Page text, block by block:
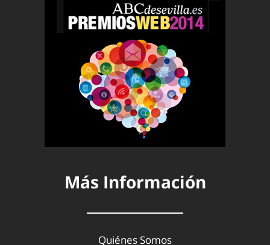
Más Información
Quiénes Somos